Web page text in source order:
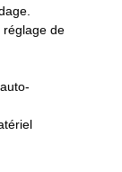
réglage de